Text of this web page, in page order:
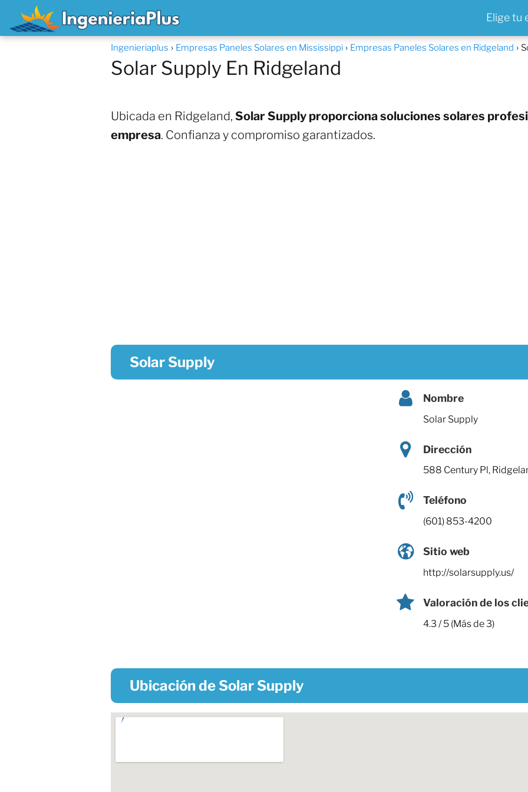
Elige tu
Ingenieriaplus Empresas Paneles Solares en Mississippi Empresas Paneles Solares en Ridgeland
Solar Supply En Ridgeland
Ubicada en Ridgeland, Solar Supply proporciona soluciones solares
empresa. Confianza y compromiso garantizados.
Solar Supply
Nombre
Solar Supply
Dirección
588 Century Pl,
Teléfono
(601) 853-4200
Sitio web
http://solarsupply.us/
Valoración de los
4.3 / 5 (Más de 3)
Ubicación de Solar Supply